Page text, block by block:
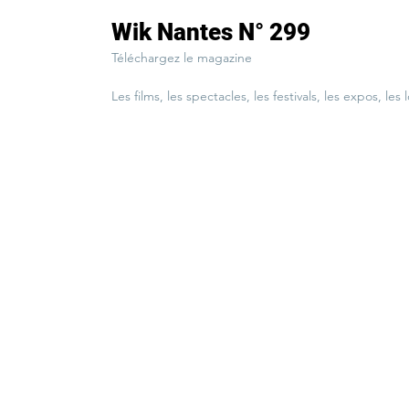
Wik Nantes N° 299
Téléchargez le magazine
Les films, les spectacles, les festivals, les expos,